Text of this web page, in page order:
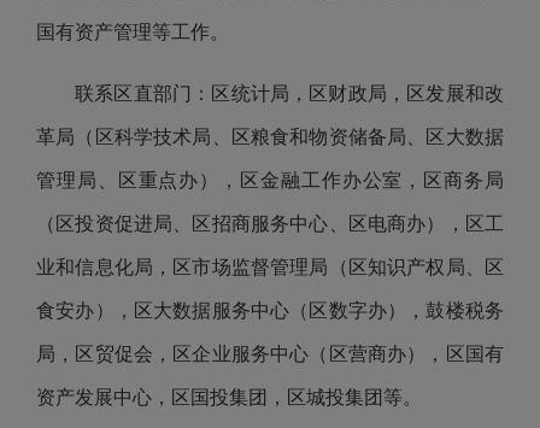
国有资产管理等工作。
联系区直部门：区统计局，区财政局，区发展和改
革局（区科学技术局、区粮食和物资储备局、区大数据
管理局、区重点办），区金融工作办公室，区商务局
（区投资促进局、区招商服务中心、区电商办），区工
业和信息化局，区市场监督管理局（区知识产权局、区
食安办），区大数据服务中心（区数字办），鼓楼税务
局，区贸促会，区企业服务中心（区营商办），区国有
资产发展中心，区国投集团，区城投集团等。